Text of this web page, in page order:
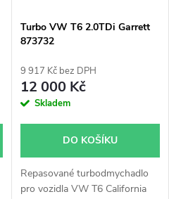
Turbo VW T6 2.0TDi Garrett
873732
9 917 Kč bez DPH
12 000 Kč
Skladem
DO KOŠÍKU
Repasované turbodmychadlo
pro vozidla VW T6 California